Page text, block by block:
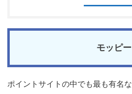
モッピー
ポイントサイトの中でも最も有名な